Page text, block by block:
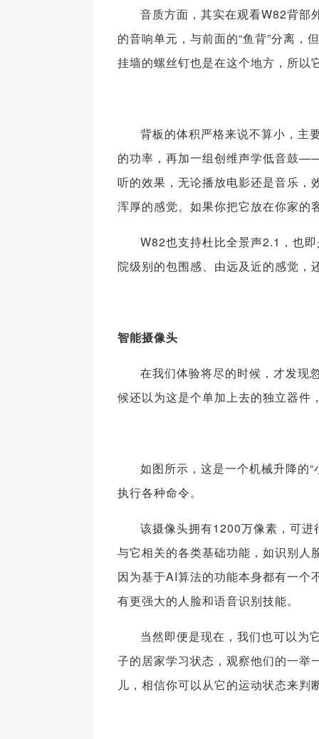
音质方面，其实在观看W82背部
的音响单元，与前面的“鱼背”分离，
挂墙的螺丝钉也是在这个地方，所以
背板的体积严格来说不算小，主
的功率，再加一组创维声学低音鼓
听的效果，无论播放电影还是音乐，
浑厚的感觉。如果你把它放在你家的
W82也支持杜比全景声2.1，也
院级别的包围感、由远及近的感觉，
智能摄像头
在我们体验将尽的时候，才发
候还以为这是个单加上去的独立器件
如图所示，这是一个机械升降的
执行各种命令。
该摄像头拥有1200万像素，可
与它相关的各类基础功能，如识别人
因为基于AI算法的功能本身都有一个
有更强大的人脸和语音识别技能。
当然即便是现在，我们也可以为
子的居家学习状态，观察他们的一举
儿，相信你可以从它的运动状态来判